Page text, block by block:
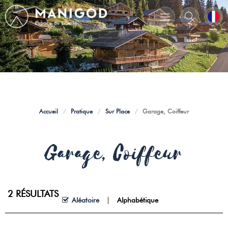
Accueil / Pratique / Sur Place / Garage, Coiffeur
Garage, Coiffeur
2 RÉSULTATS
Aléatoire Alphabétique